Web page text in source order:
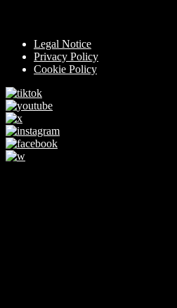
Legal Notice
Privacy Policy
Cookie Policy